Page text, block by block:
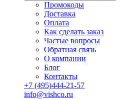
Промокоды
Доставка
Оплата
Как сделать заказ
Частые вопросы
Обратная связь
О компании
Блог
Контакты
+7 (495)444-21-57
info@vishco.ru